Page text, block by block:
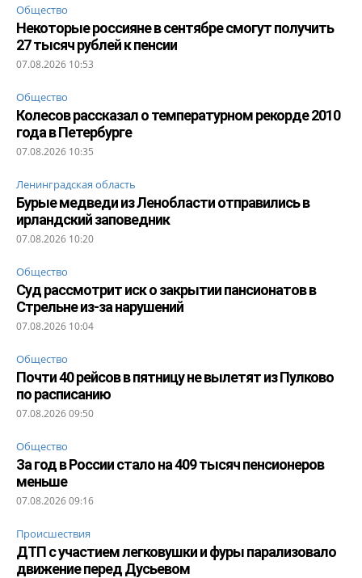
Общество
Некоторые россияне в сентябре смогут получить
27 тысяч рублей к пенсии
07.08.2026 10:53
Общество
Колесов рассказал о температурном рекорде 2010
года в Петербурге
07.08.2026 10:35
Ленинградская область
Бурые медведи из Ленобласти отправились в
ирландский заповедник
07.08.2026 10:20
Общество
Суд рассмотрит иск о закрытии пансионатов в
Стрельне из-за нарушений
07.08.2026 10:04
Общество
Почти 40 рейсов в пятницу не вылетят из Пулково
по расписанию
07.08.2026 09:50
Общество
За год в России стало на 409 тысяч пенсионеров
меньше
07.08.2026 09:16
Происшествия
ДТП с участием легковушки и фуры парализовало
движение перед Дусьевом